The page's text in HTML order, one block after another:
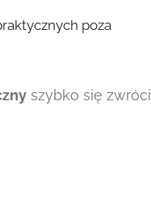
poza
szybko się zwróci